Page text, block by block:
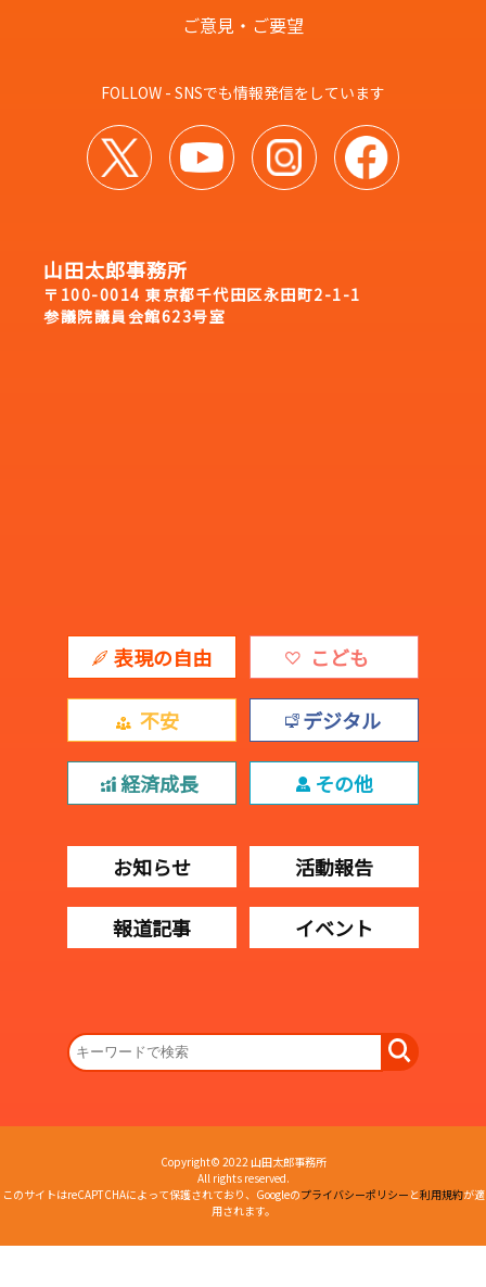
ご意見・ご要望
FOLLOW - SNSでも情報発信をしています
山田太郎事務所
〒100-0014 東京都千代田区永田町2-1-1
参議院議員会館623号室
表現の自由 こども
不安 デジタル
経済成長 その他
お知らせ 活動報告
報道記事 イベント
Copyright© 2022 山田太郎事務所
All rights reserved.
このサイトはreCAPTCHAによって保護されており、Googleのプライバシーポリシー と利用規約が適
用されます。